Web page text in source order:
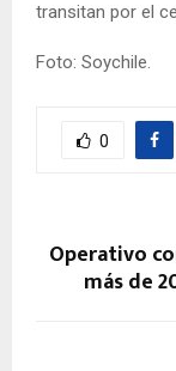
transitan por el
Foto: Soychile.
0
Operativo
más de